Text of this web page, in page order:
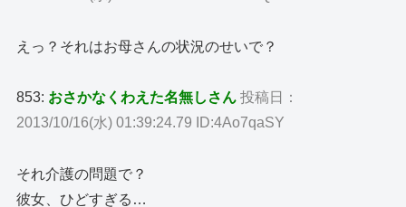
えっ？それはお母さんの状況のせいで？
853: おさかなくわえた名無しさん 投稿日：
2013/10/16(水) 01:39:24.79 ID:4Ao7qaSY
それ介護の問題で？
彼女、ひどすぎる…